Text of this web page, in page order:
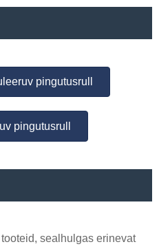
pingutusrull
pingutusrull
sealhulgas erinevat